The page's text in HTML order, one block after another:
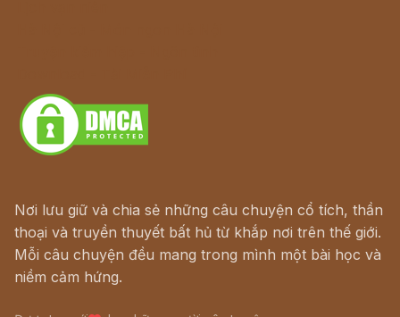
Nơi lưu giữ và chia sẻ những câu chuyện cổ tích, thần
thoại và truyền thuyết bất hủ từ khắp nơi trên thế giới.
Mỗi câu chuyện đều mang trong mình một bài học và
niềm cảm hứng.